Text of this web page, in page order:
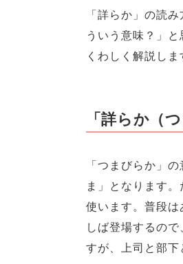
「詳らか」の読
ういう意味？」
くわしく解説しま
「詳らか（
「つまびらか」
ま」となります
使います。普段
しば登場するの
すが、上司と部下